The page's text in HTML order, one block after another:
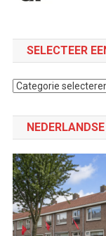
SELECTEER
Selecteer